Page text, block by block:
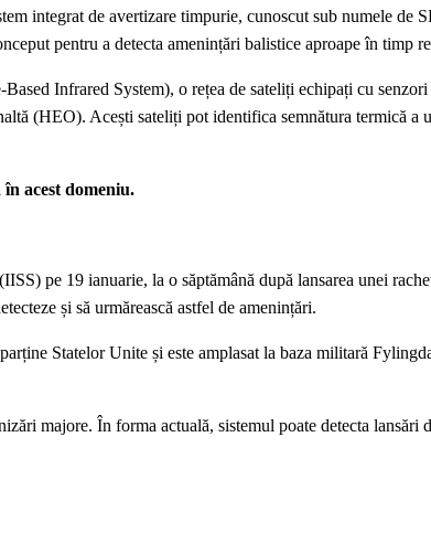
integrat de avertizare timpurie, cunoscut sub numele de
pentru a detecta amenințări balistice aproape în timp
Infrared System), o rețea de sateliți echipați cu
(HEO). Acești sateliți pot identifica semnătura termică a
acest domeniu.
pe 19 ianuarie, la o săptămână după lansarea unei
și să urmărească astfel de amenințări.
Statelor Unite și este amplasat la baza militară
majore. În forma actuală, sistemul poate detecta lansări